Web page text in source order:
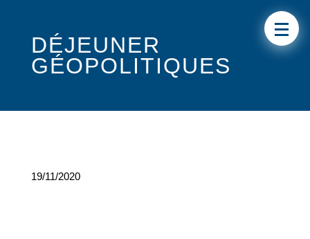
DÉJEUNER
GÉOPOLITIQUES
19/11/2020